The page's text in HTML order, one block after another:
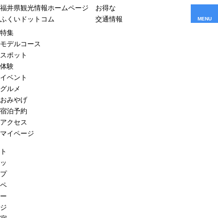
福井県観光情報ホームページ
ふくいドットコム
お得な
交通情報
MENU
特集
モデルコース
スポット
体験
イベント
グルメ
おみやげ
宿泊予約
アクセス
マイページ
ト
ッ
プ
ペ
ー
ジ